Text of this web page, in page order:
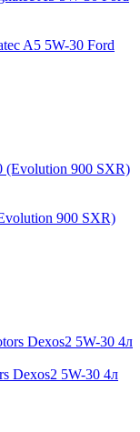
A5 5W-30 Ford
900 SXR)
Dexos2 5W-30 4л